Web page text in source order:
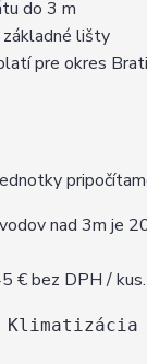
do 3 m
základné lišty
pre okres
nad 3m je
€ bez DPH / kus.